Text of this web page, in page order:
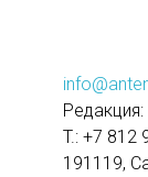
Редакция:
T.: +7 812
191119,